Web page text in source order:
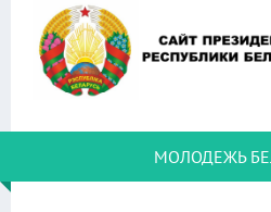
МОЛОДЕЖЬ